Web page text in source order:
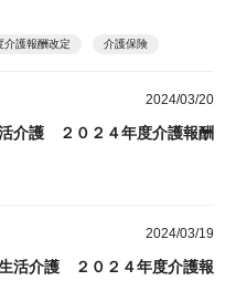
介護報酬改定 介護保険
2024/03/20
介護 ２０２４年度介護報酬
2024/03/19
活介護 ２０２４年度介護報